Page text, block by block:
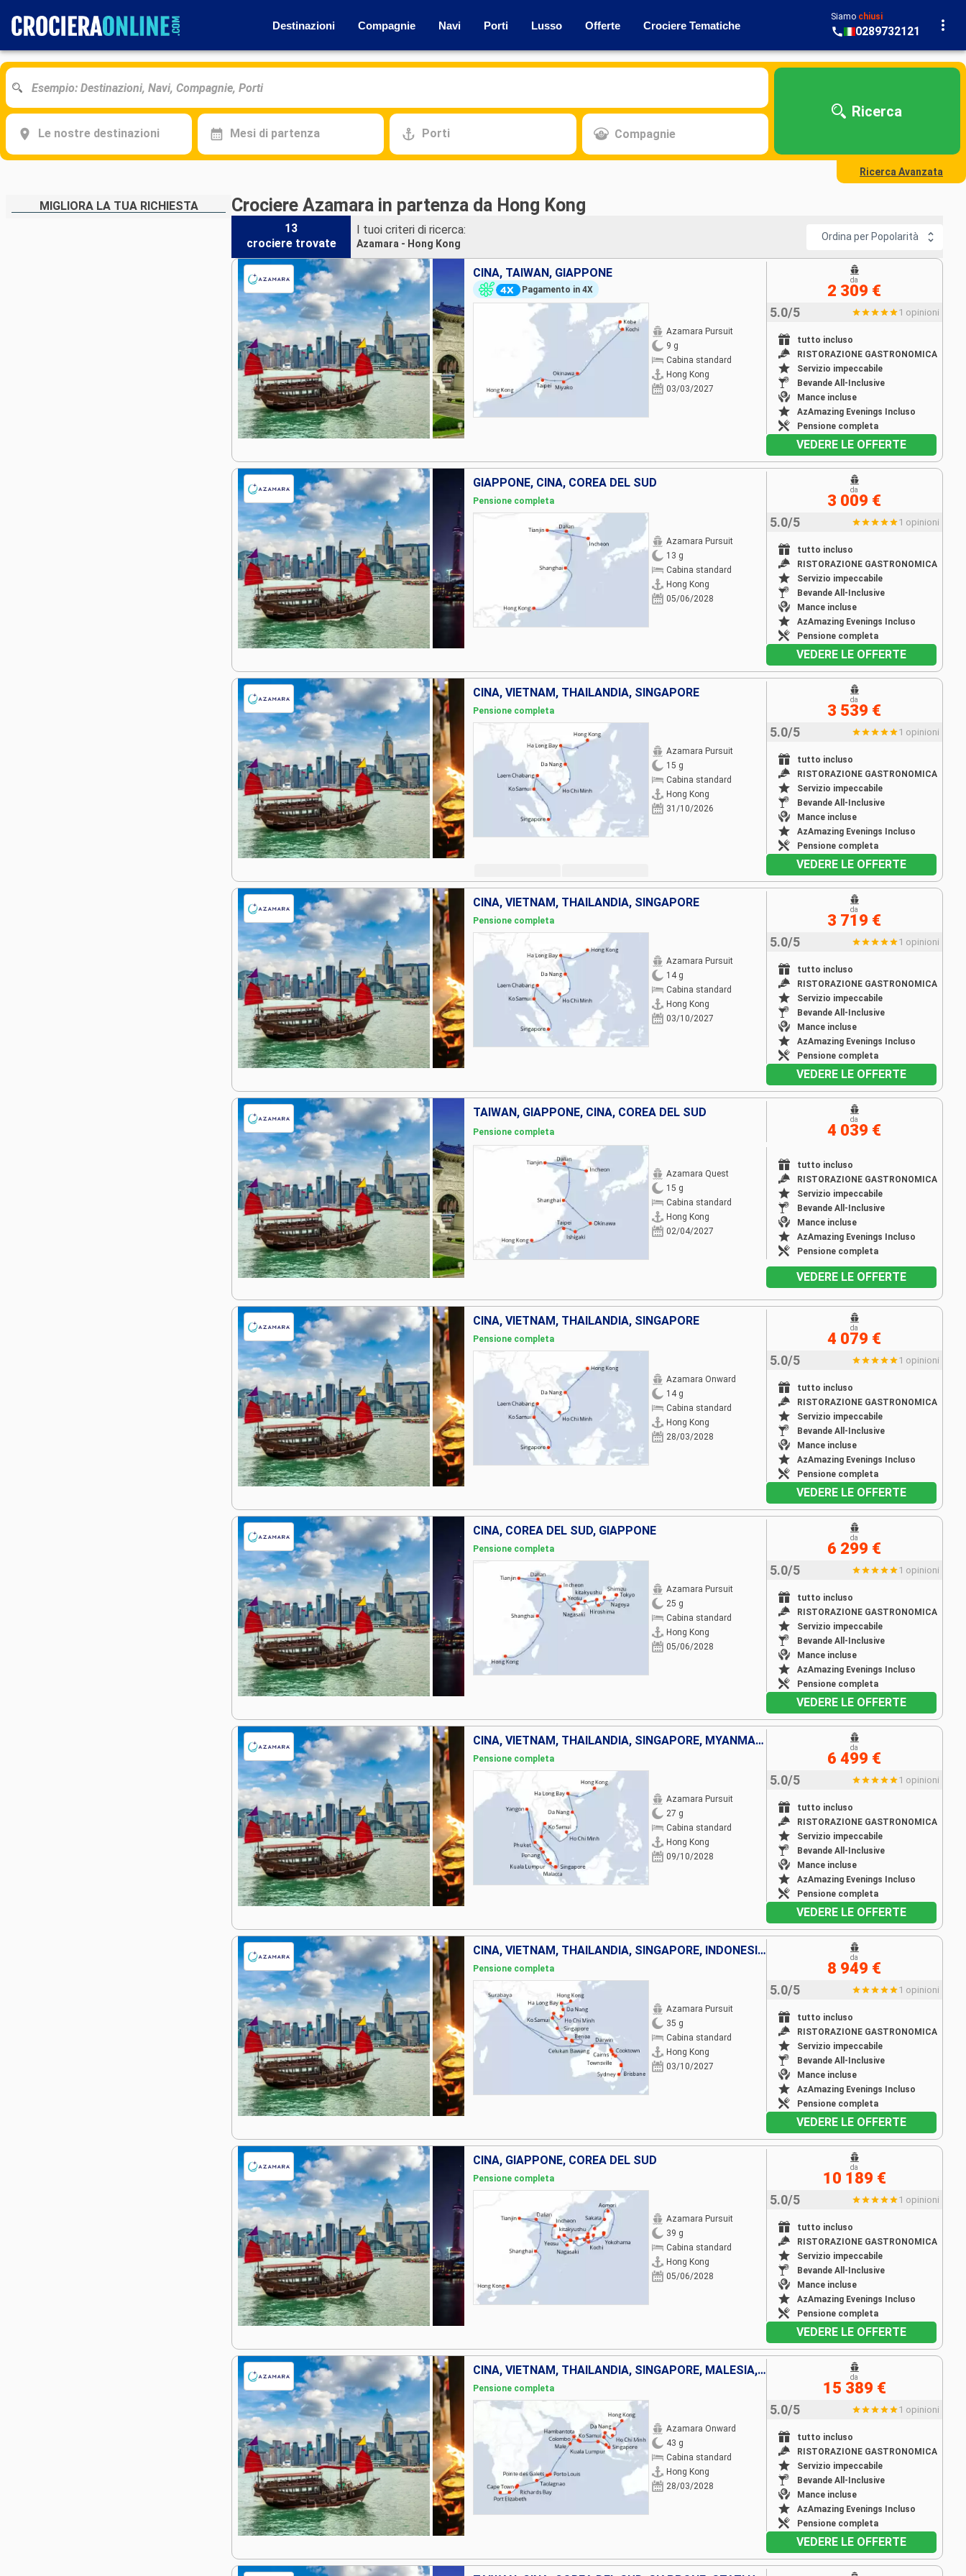
Destinazioni Compagnie Navi Porti Lusso Offerte Crociere Tematiche
Siamo chiusi
0289732121
Le nostre destinazioni Mesi di partenza Porti Compagnie
Ricerca
Ricerca Avanzata
MIGLIORA LA TUA RICHIESTA Crociere Azamara in partenza da Hong Kong
13
crociere trovate
I tuoi criteri di ricerca:
Azamara - Hong Kong
Ordina per Popolarità
CINA, TAIWAN, GIAPPONE
Pagamento in 4X
Azamara Pursuit
9 g
Cabina standard
Hong Kong
03/03/2027
5.0/5 1 opinioni
tutto incluso
RISTORAZIONE GASTRONOMICA
Servizio impeccabile
Bevande All-Inclusive
Mance incluse
AzAmazing Evenings Incluso
Pensione completa
da
2 309 €
VEDERE LE OFFERTE
GIAPPONE, CINA, COREA DEL SUD
Pensione completa
Azamara Pursuit
13 g
Cabina standard
Hong Kong
05/06/2028
5.0/5 1 opinioni
tutto incluso
RISTORAZIONE GASTRONOMICA
Servizio impeccabile
Bevande All-Inclusive
Mance incluse
AzAmazing Evenings Incluso
Pensione completa
da
3 009 €
VEDERE LE OFFERTE
CINA, VIETNAM, THAILANDIA, SINGAPORE
Pensione completa
Azamara Pursuit
15 g
Cabina standard
Hong Kong
31/10/2026
5.0/5 1 opinioni
tutto incluso
RISTORAZIONE GASTRONOMICA
Servizio impeccabile
Bevande All-Inclusive
Mance incluse
AzAmazing Evenings Incluso
Pensione completa
da
3 539 €
VEDERE LE OFFERTE
CINA, VIETNAM, THAILANDIA, SINGAPORE
Pensione completa
Azamara Pursuit
14 g
Cabina standard
Hong Kong
03/10/2027
5.0/5 1 opinioni
tutto incluso
RISTORAZIONE GASTRONOMICA
Servizio impeccabile
Bevande All-Inclusive
Mance incluse
AzAmazing Evenings Incluso
Pensione completa
da
3 719 €
VEDERE LE OFFERTE
TAIWAN, GIAPPONE, CINA, COREA DEL SUD
Pensione completa
Azamara Quest
15 g
Cabina standard
Hong Kong
02/04/2027
tutto incluso
RISTORAZIONE GASTRONOMICA
Servizio impeccabile
Bevande All-Inclusive
Mance incluse
AzAmazing Evenings Incluso
Pensione completa
da
4 039 €
VEDERE LE OFFERTE
CINA, VIETNAM, THAILANDIA, SINGAPORE
Pensione completa
Azamara Onward
14 g
Cabina standard
Hong Kong
28/03/2028
5.0/5 1 opinioni
tutto incluso
RISTORAZIONE GASTRONOMICA
Servizio impeccabile
Bevande All-Inclusive
Mance incluse
AzAmazing Evenings Incluso
Pensione completa
da
4 079 €
VEDERE LE OFFERTE
CINA, COREA DEL SUD, GIAPPONE
Pensione completa
Azamara Pursuit
25 g
Cabina standard
Hong Kong
05/06/2028
5.0/5 1 opinioni
tutto incluso
RISTORAZIONE GASTRONOMICA
Servizio impeccabile
Bevande All-Inclusive
Mance incluse
AzAmazing Evenings Incluso
Pensione completa
da
6 299 €
VEDERE LE OFFERTE
CINA, VIETNAM, THAILANDIA, SINGAPORE, MYANMAR, MALESIA
Pensione completa
Azamara Pursuit
27 g
Cabina standard
Hong Kong
09/10/2028
5.0/5 1 opinioni
tutto incluso
RISTORAZIONE GASTRONOMICA
Servizio impeccabile
Bevande All-Inclusive
Mance incluse
AzAmazing Evenings Incluso
Pensione completa
da
6 499 €
VEDERE LE OFFERTE
CINA, VIETNAM, THAILANDIA, SINGAPORE, INDONESIA, AUSTRALIA
Pensione completa
Azamara Pursuit
35 g
Cabina standard
Hong Kong
03/10/2027
5.0/5 1 opinioni
tutto incluso
RISTORAZIONE GASTRONOMICA
Servizio impeccabile
Bevande All-Inclusive
Mance incluse
AzAmazing Evenings Incluso
Pensione completa
da
8 949 €
VEDERE LE OFFERTE
CINA, GIAPPONE, COREA DEL SUD
Pensione completa
Azamara Pursuit
39 g
Cabina standard
Hong Kong
05/06/2028
5.0/5 1 opinioni
tutto incluso
RISTORAZIONE GASTRONOMICA
Servizio impeccabile
Bevande All-Inclusive
Mance incluse
AzAmazing Evenings Incluso
Pensione completa
da
10 189 €
VEDERE LE OFFERTE
CINA, VIETNAM, THAILANDIA, SINGAPORE, MALESIA, INDONESIA, SRI LANKA, INDIA, MALDIVE, MAURITIUS, FRANCIA, MADAGASCAR, AFRICA DEL SUD
Pensione completa
Azamara Onward
43 g
Cabina standard
Hong Kong
28/03/2028
5.0/5 1 opinioni
tutto incluso
RISTORAZIONE GASTRONOMICA
Servizio impeccabile
Bevande All-Inclusive
Mance incluse
AzAmazing Evenings Incluso
Pensione completa
da
15 389 €
VEDERE LE OFFERTE